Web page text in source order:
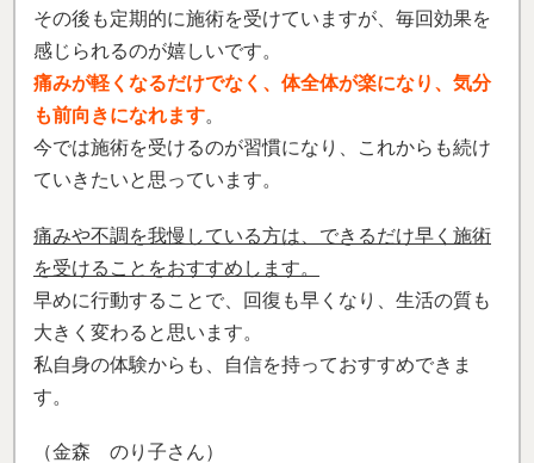
その後も定期的に施術を受けていますが、毎回効果を
感じられるのが嬉しいです。
痛みが軽くなるだけでなく、体全体が楽になり、気分
も前向きになれます。
今では施術を受けるのが習慣になり、これからも続け
ていきたいと思っています。
痛みや不調を我慢している方は、できるだけ早く施術
を受けることをおすすめします。
早めに行動することで、回復も早くなり、生活の質も
大きく変わると思います。
私自身の体験からも、自信を持っておすすめできま
す。
（金森 のり子さん）